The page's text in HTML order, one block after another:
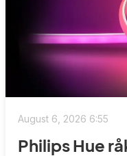
August 6, 2026 6:55
Philips Hue